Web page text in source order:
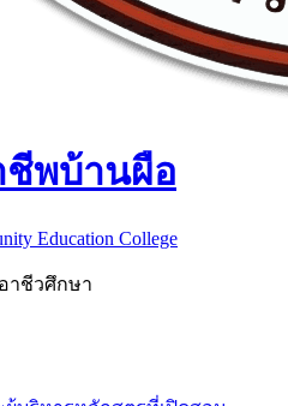
ชีพบ้านผือ
Education College
าชีวศึกษา